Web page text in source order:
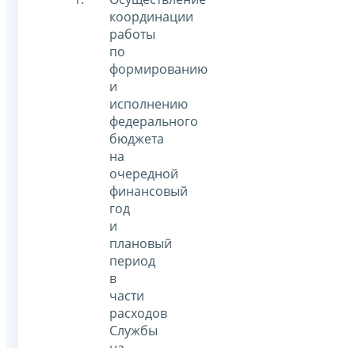
координации
работы
по
формированию
и
исполнению
федерального
бюджета
на
очередной
финансовый
год
и
плановый
период
в
части
расходов
Службы